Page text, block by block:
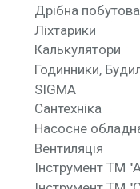
Дрібна
Ліхтарики
Калькулятори
Годинники,
SIGMA
Сантехніка
Насосне
Вентиляція
Інструмент ТМ